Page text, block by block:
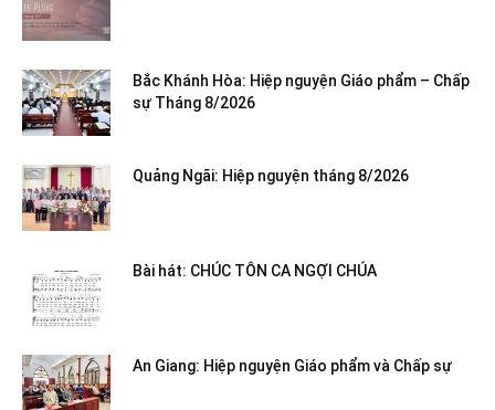
Bắc Khánh Hòa: Hiệp nguyện Giáo phẩm – Chấp
sự Tháng 8/2026
Quảng Ngãi: Hiệp nguyện tháng 8/2026
Bài hát: CHÚC TÔN CA NGỢI CHÚA
An Giang: Hiệp nguyện Giáo phẩm và Chấp sự